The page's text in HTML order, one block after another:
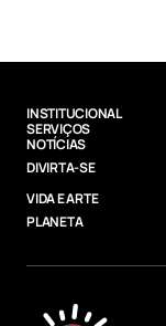
INSTITUCIONAL
SERVIÇOS
NOTÍCIAS
DIVIRTA-SE
VIDA E ARTE
PLANETA